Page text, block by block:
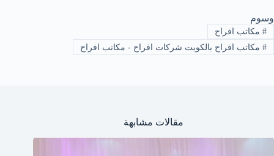
وسوم
#مكاتب افراح
#مكاتب افراح بالكويت شركات افراح - مكاتب افراح
مقالات مشابهة